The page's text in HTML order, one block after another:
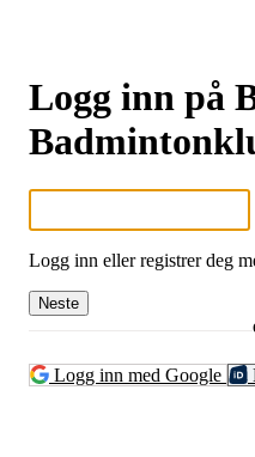
Logg inn på
Logg inn eller registrer deg
Neste
Logg inn med Google